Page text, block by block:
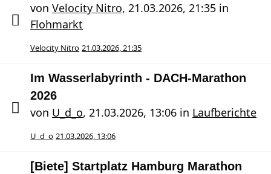
von Velocity Nitro, 21.03.2026, 21:35 in
Flohmarkt
Velocity Nitro 21.03.2026, 21:35
Im Wasserlabyrinth - DACH-Marathon
2026
von U_d_o, 21.03.2026, 13:06 in Laufberichte
U_d_o 21.03.2026, 13:06
[Biete] Startplatz Hamburg Marathon